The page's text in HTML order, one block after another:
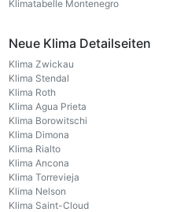
Klimatabelle Montenegro
Neue Klima Detailseiten
Klima Zwickau
Klima Stendal
Klima Roth
Klima Agua Prieta
Klima Borowitschi
Klima Dimona
Klima Rialto
Klima Ancona
Klima Torrevieja
Klima Nelson
Klima Saint-Cloud